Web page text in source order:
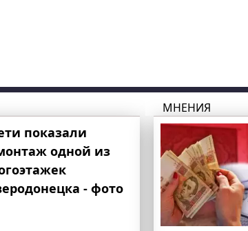
показали
одной из
- фото
МНЕНИЯ